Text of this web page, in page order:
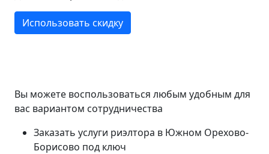
Использовать скидку
Вы можете воспользоваться любым удобным для
вас вариантом сотрудничества
Заказать услуги риэлтора в Южном Орехово-
Борисово под ключ